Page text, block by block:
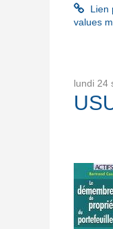
Lien
values
lundi 24